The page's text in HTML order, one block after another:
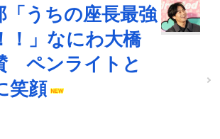
「うちの座長最強
！」なにわ大橋
ペンライトと
笑顔